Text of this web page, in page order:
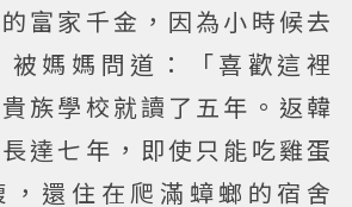
富家千金，因為小時候去
被媽媽問道：「喜歡這裡
族學校就讀了五年。返韓
達七年，即使只能吃雞蛋
，還住在爬滿蟑螂的宿舍